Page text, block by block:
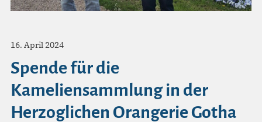
16. April 2024
Spende für die
Kameliensammlung in der
Herzoglichen Orangerie Gotha